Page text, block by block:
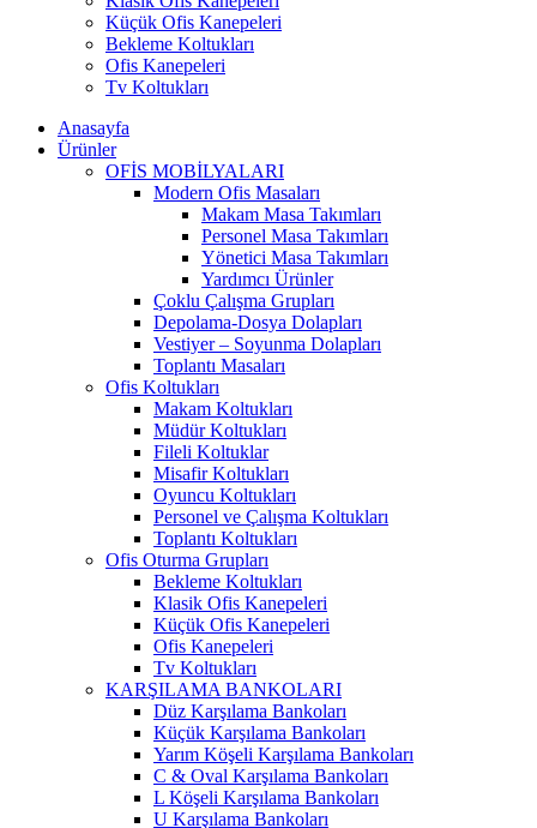
Küçük Ofis Kanepeleri
Bekleme Koltukları
Ofis Kanepeleri
Tv Koltukları
Anasayfa
Ürünler
OFİS MOBİLYALARI
Modern Ofis Masaları
Makam Masa Takımları
Personel Masa Takımları
Yönetici Masa Takımları
Yardımcı Ürünler
Çoklu Çalışma Grupları
Depolama-Dosya Dolapları
Vestiyer – Soyunma Dolapları
Toplantı Masaları
Ofis Koltukları
Makam Koltukları
Müdür Koltukları
Fileli Koltuklar
Misafir Koltukları
Oyuncu Koltukları
Personel ve Çalışma Koltukları
Toplantı Koltukları
Ofis Oturma Grupları
Bekleme Koltukları
Klasik Ofis Kanepeleri
Küçük Ofis Kanepeleri
Ofis Kanepeleri
Tv Koltukları
KARŞILAMA BANKOLARI
Düz Karşılama Bankoları
Küçük Karşılama Bankoları
Yarım Köşeli Karşılama Bankoları
C & Oval Karşılama Bankoları
L Köşeli Karşılama Bankoları
U Karşılama Bankoları